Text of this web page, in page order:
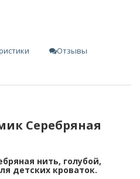
Отзывы
Серебряная
нить, голубой,
детских кроваток.